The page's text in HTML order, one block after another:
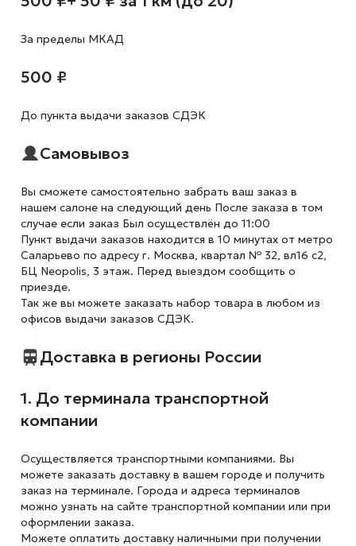
За пределы МКАД
500 ₽
До пункта выдачи заказов СДЭК
Самовывоз
Вы сможете самостоятельно забрать ваш заказ в
нашем салоне на следующий день После заказа в том
случае если заказ Был осуществлён до 11:00
Пункт выдачи заказов находится в 10 минутах от метро
Саларьево по адресу г. Москва, квартал № 32, вл16 с2,
БЦ Neopolis, 3 этаж. Перед выездом сообщить о
приезде.
Так же вы можете заказать набор товара в любом из
офисов выдачи заказов СДЭК.
Доставка в регионы России
1. До терминала транспортной
компании
Осуществляется транспортными компаниями. Вы
можете заказать доставку в вашем городе и получить
заказ на терминале. Города и адреса терминалов
можно узнать на сайте транспортной компании или при
оформлении заказа.
Можете оплатить доставку наличными при получении